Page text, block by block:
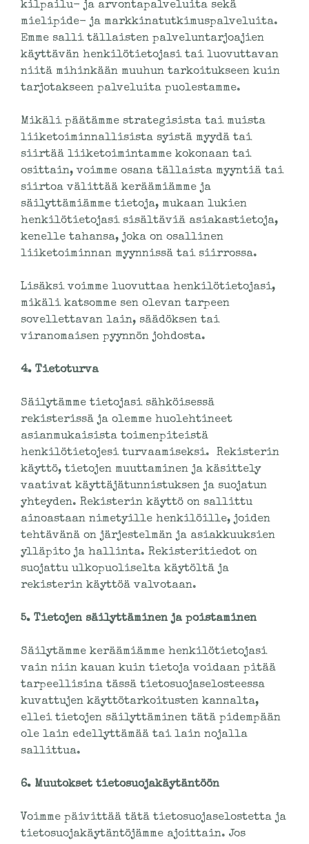
kilpailu- ja arvontapalveluita sekä
mielipide- ja markkinatutkimuspalveluita.
Emme salli tällaisten palveluntarjoajien
käyttävän henkilötietojasi tai luovuttavan
niitä mihinkään muuhun tarkoitukseen kuin
tarjotakseen palveluita puolestamme.
Mikäli päätämme strategisista tai muista
liiketoiminnallisista syistä myydä tai
siirtää liiketoimintamme kokonaan tai
osittain, voimme osana tällaista myyntiä tai
siirtoa välittää keräämiämme ja
säilyttämiämme tietoja, mukaan lukien
henkilötietojasi sisältäviä asiakastietoja,
kenelle tahansa, joka on osallinen
liiketoiminnan myynnissä tai siirrossa.
Lisäksi voimme luovuttaa henkilötietojasi,
mikäli katsomme sen olevan tarpeen
sovellettavan lain, säädöksen tai
viranomaisen pyynnön johdosta.
4. Tietoturva
Säilytämme tietojasi sähköisessä
rekisterissä ja olemme huolehtineet
asianmukaisista toimenpiteistä
henkilötietojesi turvaamiseksi. Rekisterin
käyttö, tietojen muuttaminen ja käsittely
vaativat käyttäjätunnistuksen ja suojatun
yhteyden. Rekisterin käyttö on sallittu
ainoastaan nimetyille henkilöille, joiden
tehtävänä on järjestelmän ja asiakkuuksien
ylläpito ja hallinta. Rekisteritiedot on
suojattu ulkopuoliselta käytöltä ja
rekisterin käyttöä valvotaan.
5. Tietojen säilyttäminen ja poistaminen
Säilytämme keräämiämme henkilötietojasi
vain niin kauan kuin tietoja voidaan pitää
tarpeellisina tässä tietosuojaselosteessa
kuvattujen käyttötarkoitusten kannalta,
ellei tietojen säilyttäminen tätä pidempään
ole lain edellyttämää tai lain nojalla
sallittua.
6. Muutokset tietosuojakäytäntöön
Voimme päivittää tätä tietosuojaselostetta ja
tietosuojakäytäntöjämme ajoittain. Jos